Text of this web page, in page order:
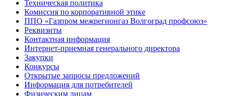
Техническая политика
Комиссия по корпоративной этике
ППО «Газпром межрегионгаз Волгоград профсоюз»
Реквизиты
Контактная информация
Интернет-приемная генерального директора
Закупки
Конкурсы
Открытые запросы предложений
Информация для потребителей
Физическим лицам